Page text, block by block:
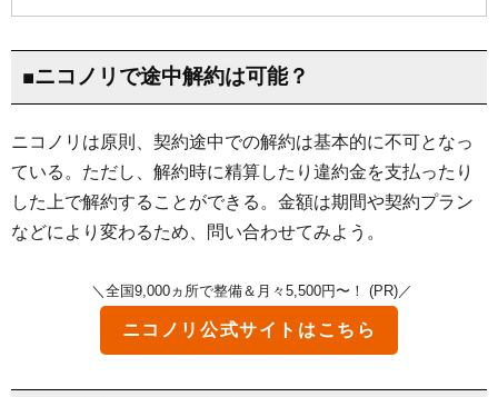
■ニコノリで途中解約は可能？
ニコノリは原則、契約途中での解約は基本的に不可となっ
ている。ただし、解約時に精算したり違約金を支払ったり
した上で解約することができる。金額は期間や契約プラン
などにより変わるため、問い合わせてみよう。
＼全国9,000ヵ所で整備＆月々5,500円〜！ (PR)／
ニコノリ 公式サイトはこちら